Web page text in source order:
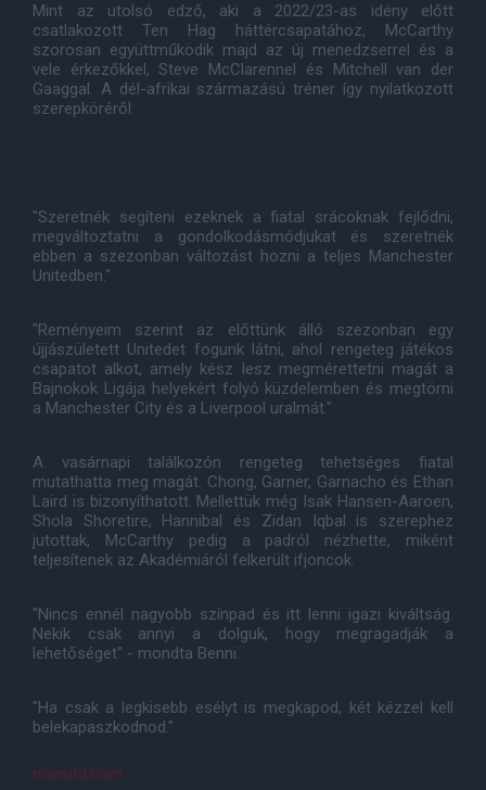
Mint az utolsó edző, aki a 2022/23-as idény előtt
csatlakozott Ten Hag háttércsapatához, McCarthy
szorosan együttműködik majd az új menedzserrel és a
vele érkezőkkel, Steve McClarennel és Mitchell van der
Gaaggal. A dél-afrikai származású tréner így nyilatkozott
szerepköréről:
"Szeretnék segíteni ezeknek a fiatal srácoknak fejlődni,
megváltoztatni a gondolkodásmódjukat és szeretnék
ebben a szezonban változást hozni a teljes Manchester
Unitedben."
"Reményeim szerint az előttünk álló szezonban egy
újjászületett Unitedet fogunk látni, ahol rengeteg játékos
csapatot alkot, amely kész lesz megmérettetni magát a
Bajnokok Ligája helyekért folyó küzdelemben és megtörni
a Manchester City és a Liverpool uralmát."
A vasárnapi találkozón rengeteg tehetséges fiatal
mutathatta meg magát. Chong, Garner, Garnacho és Ethan
Laird is bizonyíthatott. Mellettük még Isak Hansen-Aaroen,
Shola Shoretire, Hannibal és Zidan Iqbal is szerephez
jutottak, McCarthy pedig a padról nézhette, miként
teljesítenek az Akadémiáról felkerült ifjoncok.
"Nincs ennél nagyobb színpad és itt lenni igazi kiváltság.
Nekik csak annyi a dolguk, hogy megragadják a
lehetőséget" - mondta Benni.
"Ha csak a legkisebb esélyt is megkapod, két kézzel kell
belekapaszkodnod."
manutd.com